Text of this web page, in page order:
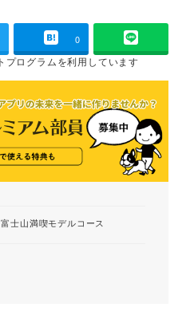
0
プログラムを利用しています
士山満喫モデルコース